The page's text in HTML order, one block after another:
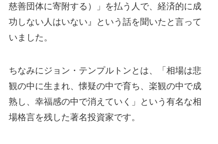
慈善団体に寄附する）」を払う人で、経済的に成
功しない人はいない』という話を聞いたと言って
いました。
ちなみにジョン・テンプルトンとは、「相場は悲
観の中に生まれ、懐疑の中で育ち、楽観の中で成
熟し、幸福感の中で消えていく」という有名な相
場格言を残した著名投資家です。